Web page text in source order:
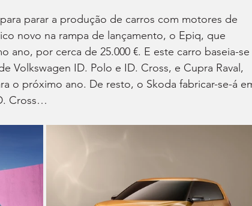
parar a produção de carros com motores de
novo na rampa de lançamento, o Epiq, que
ano, por cerca de 25.000 €. E este carro baseia-se
Volkswagen ID. Polo e ID. Cross, e Cupra Raval,
o próximo ano. De resto, o Skoda fabricar-se-á
Cross…